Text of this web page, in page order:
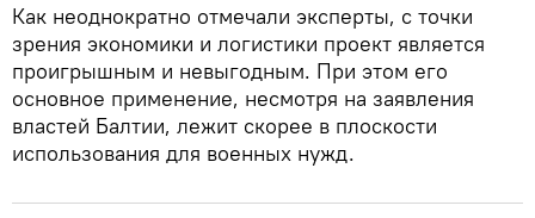
Как неоднократно отмечали эксперты, с точки
зрения экономики и логистики проект является
проигрышным и невыгодным. При этом его
основное применение, несмотря на заявления
властей Балтии, лежит скорее в плоскости
использования для военных нужд.